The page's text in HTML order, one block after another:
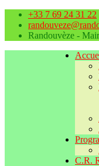
+33 7 69 24 31 22
Randouvèze -
C.R.